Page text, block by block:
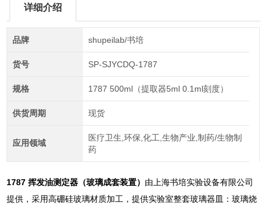
详细介绍
品牌 shupeilab/书培
货号 SP-SJYCDQ-1787
规格 1787 500ml（提取器5ml 0.1ml刻度）
供货周期 现货
应用领域
医疗卫生,环保,化工,生物产业,制药/生物制
药
1787 挥发油测定器（玻璃成套装置） 由上海书培实验设备有限公司
提供，采用高硼硅玻璃材质加工，提供实验室整套玻璃器皿：玻璃烧